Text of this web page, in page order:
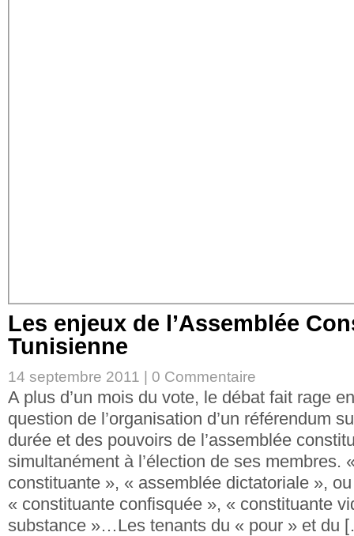
Les enjeux de l’Assemblée
Tunisienne
14 septembre 2011 | 0 Commentaire
A plus d’un mois du vote, le débat fait rage
question de l’organisation d’un référendum
durée et des pouvoirs de l’assemblée
simultanément à l’élection de ses membres.
constituante », « assemblée dictatoriale »,
« constituante confisquée », « constituante
substance »…Les tenants du « pour » et du